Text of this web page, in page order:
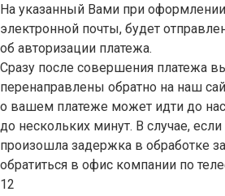
На указанный Вами при
электронной почты, будет
об авторизации платежа.
Сразу после совершения платежа
перенаправлены обратно на наш
о вашем платеже может идти до
до нескольких минут. В случае,
произошла задержка в обработке
обратиться в офис компании по
12